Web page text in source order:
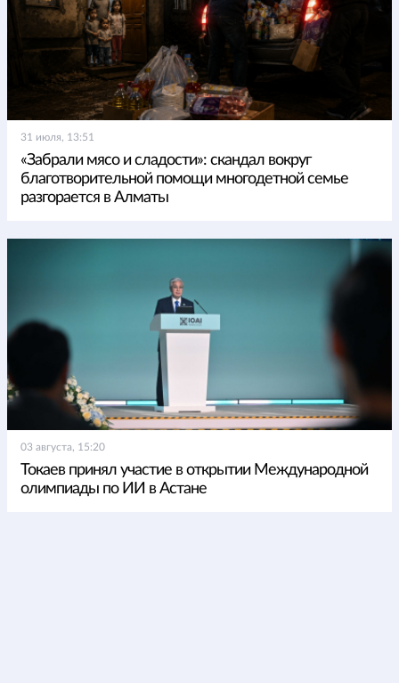
31 июля, 13:51
«Забрали мясо и сладости»: скандал вокруг
благотворительной помощи многодетной семье
разгорается в Алматы
03 августа, 15:20
Токаев принял участие в открытии Международной
олимпиады по ИИ в Астане